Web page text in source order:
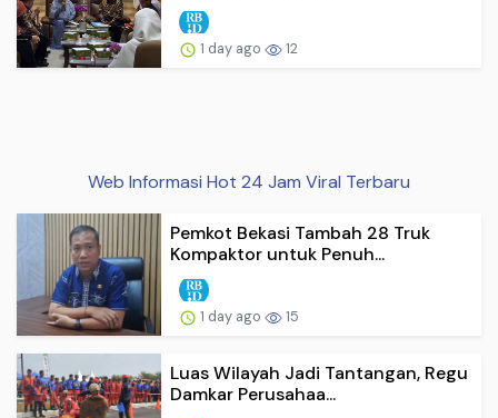
1 day ago 12
Web Informasi Hot 24 Jam Viral Terbaru
Pemkot Bekasi Tambah 28 Truk
Kompaktor untuk Penuh...
1 day ago 15
Luas Wilayah Jadi Tantangan, Regu
Damkar Perusahaa...